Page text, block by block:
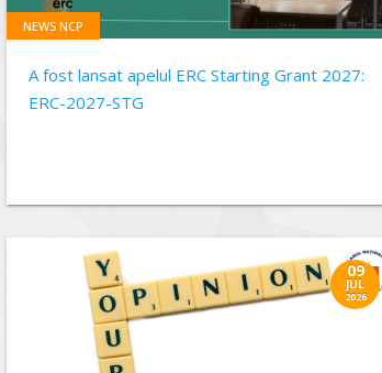
NEWS NCP
A fost lansat apelul ERC Starting Grant 2027:
ERC-2027-STG
09
JUL
2026